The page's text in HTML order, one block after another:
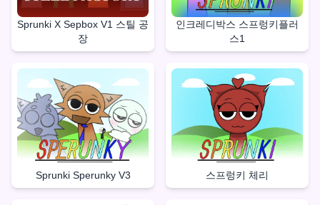
Sprunki X Sepbox V1 스틸 공
장
인크레디박스 스프렁키플러
스1
Sprunki Sperunky V3 스프렁키 체리